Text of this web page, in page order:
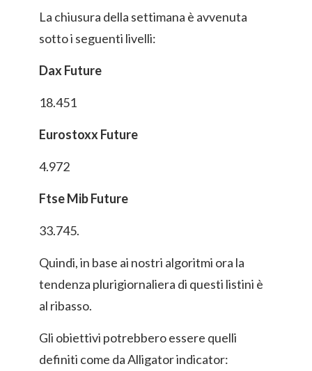
La chiusura della settimana è avvenuta
sotto i seguenti livelli:
Dax Future
18.451
Eurostoxx Future
4.972
Ftse Mib Future
33.745.
Quindi, in base ai nostri algoritmi ora la
tendenza plurigiornaliera di questi listini è
al ribasso.
Gli obiettivi potrebbero essere quelli
definiti come da Alligator indicator: